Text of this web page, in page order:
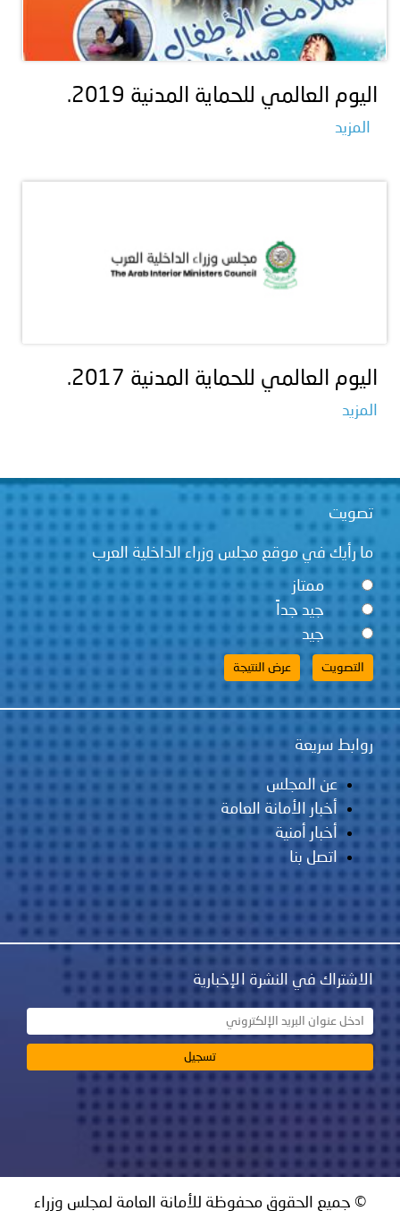
اليوم العالمي للحماية المدنية 2019.
المزيد
اليوم العالمي للحماية المدنية 2017.
المزيد
تصويت
ما رأيك في موقع مجلس وزراء الداخلية العرب
ممتاز
جيد جداً
جيد
روابط سريعة
عن المجلس
أخبار الأمانة العامة
أخبار أمنية
اتصل بنا
الاشتراك في النشرة الإخبارية
© جميع الحقوق محفوظة للأمانة العامة لمجلس وزراء